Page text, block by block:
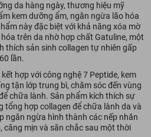
da hàng ngày, thương hiệu mỹ
kem dưỡng ẩm, ngăn ngừa lão hóa
này đặc biệt với khả năng xóa mờ
trên da nhờ hợp chất Gatuline, một
thích sản sinh collagen tự nhiên gấp
lần.
hợp với công nghệ 7 Peptide, kem
tận lớp trung bì, chăm sóc đến vùng
chữa lành. Sản phẩm kích thích sự
tổng hợp collagen để chữa lành da và
ngăn ngừa hình thành các nếp nhăn
căng mịn và săn chắc sau một thời